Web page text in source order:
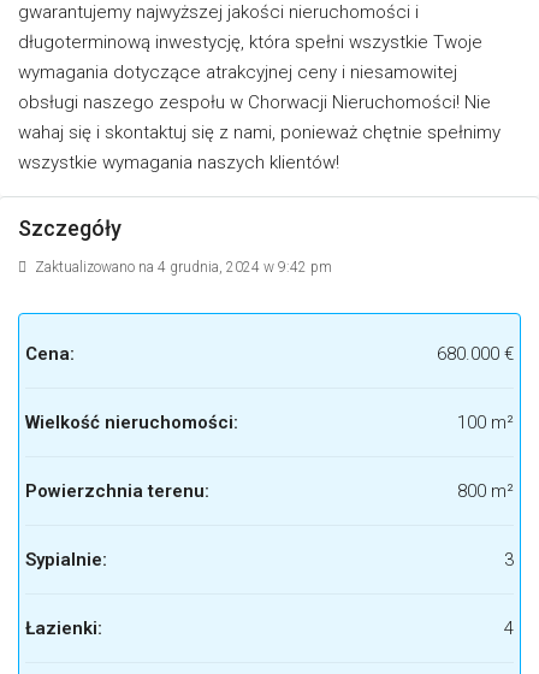
gwarantujemy najwyższej jakości nieruchomości i
długoterminową inwestycję, która spełni wszystkie Twoje
wymagania dotyczące atrakcyjnej ceny i niesamowitej
obsługi naszego zespołu w Chorwacji Nieruchomości! Nie
wahaj się i skontaktuj się z nami, ponieważ chętnie spełnimy
wszystkie wymagania naszych klientów!
Szczegóły
Zaktualizowano na 4 grudnia, 2024 w 9:42 pm
Cena: 680.000 €
Wielkość nieruchomości: 100 m²
Powierzchnia terenu: 800 m²
Sypialnie: 3
Łazienki: 4